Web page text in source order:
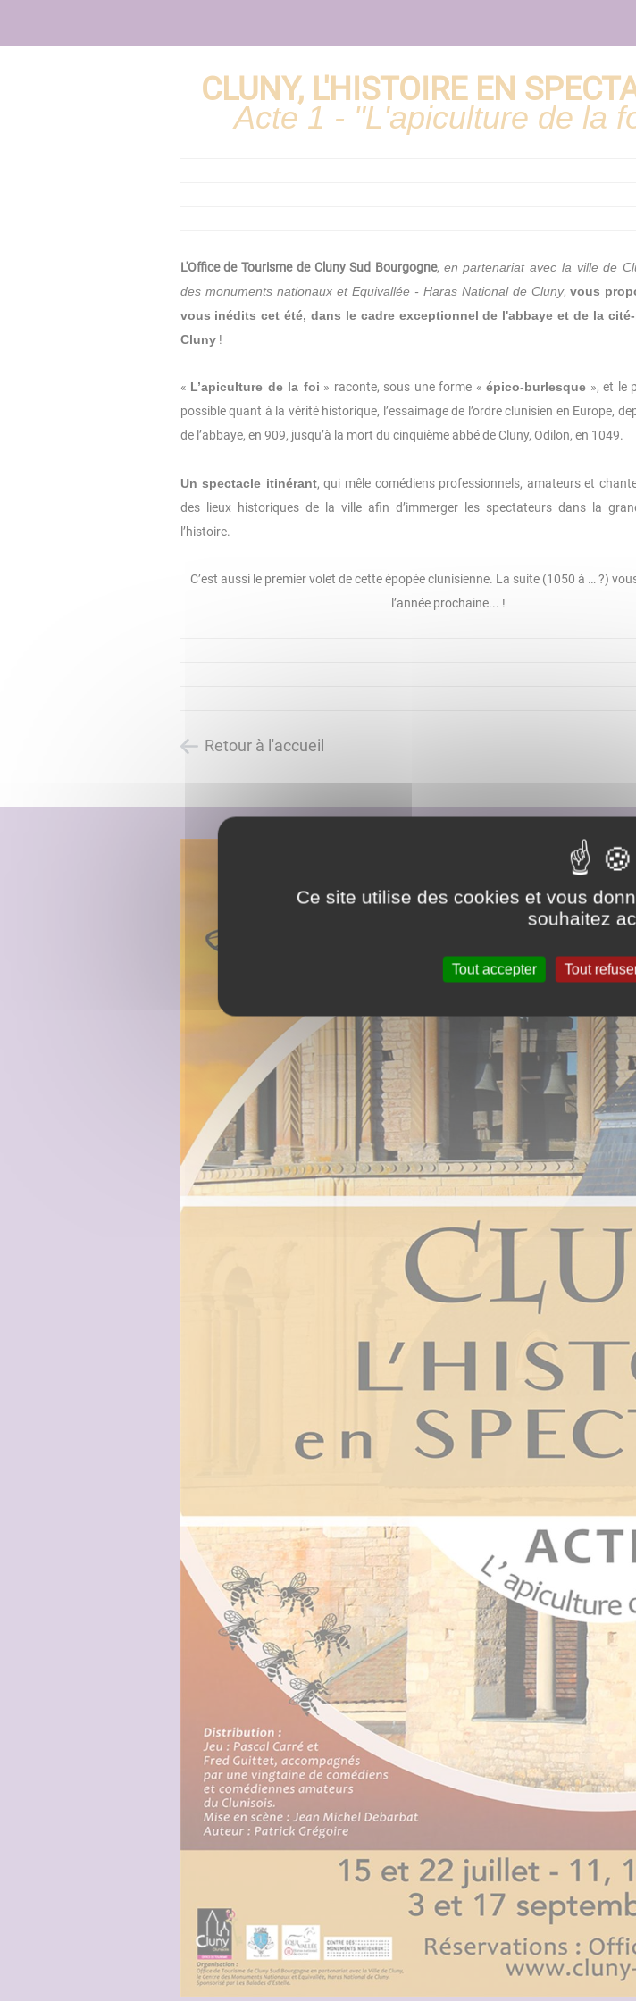
CLUNY, L'HISTOIRE EN
Acte 1 - "L'apiculture de la
L'Office de Tourisme de Cluny Sud Bourgogne, en partenariat avec la ville de
des monuments nationaux et Equivallée - Haras National de Cluny, vous
vous inédits cet été, dans le cadre exceptionnel de l'abbaye et de la
Cluny!
« L’apiculture de la foi » raconte, sous une forme «épico-burlesque », et le
possible quant à la vérité historique, l’essaimage de l’ordre clunisien en Europe,
de l’abbaye, en 909, jusqu’à la mort du cinquième abbé de Cluny, Odilon, en 1049.
Un spectacle itinérant, qui mêle comédiens professionnels, amateurs et
des lieux historiques de la ville afin d’immerger les spectateurs dans la
l’histoire.
C’est aussi le premier volet de cette épopée clunisienne. La suite (1050 à … ?)
l’année prochaine... !
Retour à l'accueil
Ce site utilise des cookies et vous
souhaitez
Tout accepter Tout